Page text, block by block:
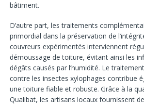
bâtiment.
D’autre part, les traitements
primordial dans la préservation de
couvreurs expérimentés interviennent
démoussage de toiture, évitant ainsi les
dégâts causés par l’humidité. Le
contre les insectes xylophages contribue
une toiture fiable et robuste. Grâce à la
Qualibat, les artisans locaux fournissent